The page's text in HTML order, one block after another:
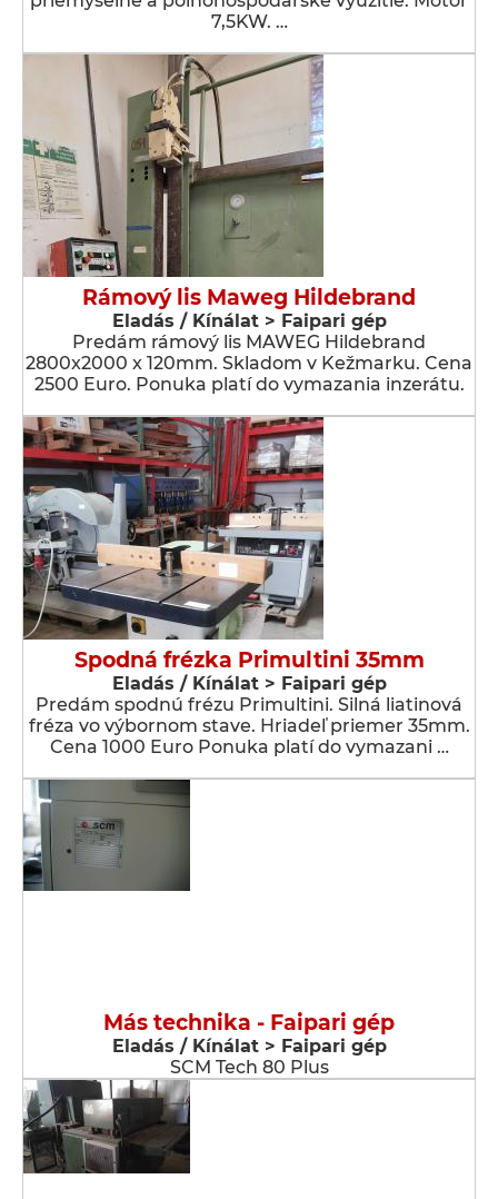
7,5KW. …
Rámový lis Maweg Hildebrand
Eladás / Kínálat > Faipari gép
Predám rámový lis MAWEG Hildebrand
2800x2000 x 120mm. Skladom v Kežmarku. Cena
2500 Euro. Ponuka platí do vymazania inzerátu.
Spodná frézka Primultini 35mm
Eladás / Kínálat > Faipari gép
Predám spodnú frézu Primultini. Silná liatinová
fréza vo výbornom stave. Hriadeľ priemer 35mm.
Cena 1000 Euro Ponuka platí do vymazani …
Más technika - Faipari gép
Eladás / Kínálat > Faipari gép
SCM Tech 80 Plus